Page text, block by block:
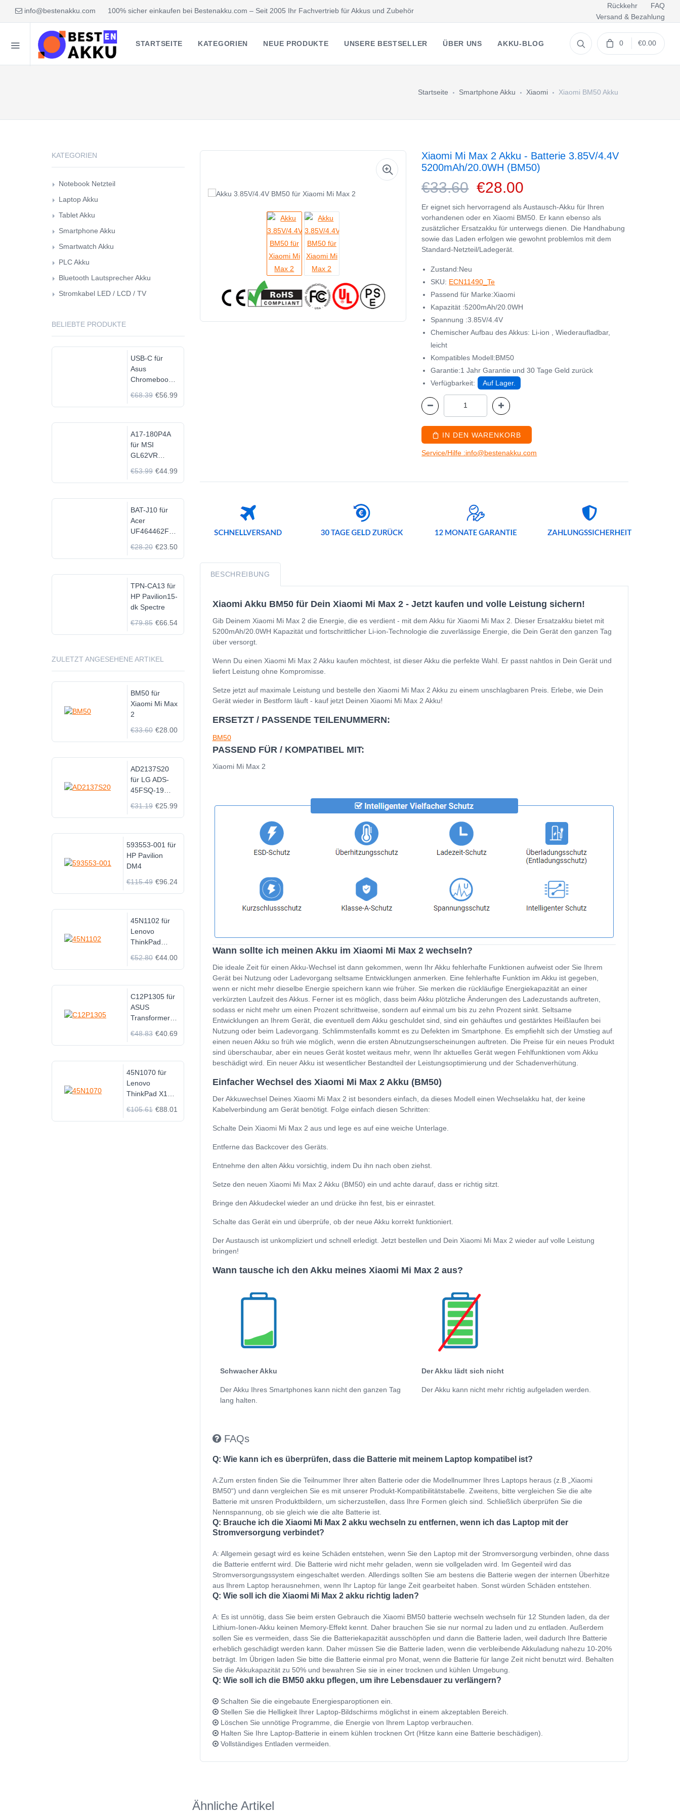
info@bestenakku.com 100% sicher einkaufen bei Bestenakku.com – Seit 2005 Ihr Fachvertrieb für Akkus und Zubehör
Rückkehr
FAQ
Versand & Bezahlung
STARTSEITE KATEGORIEN NEUE PRODUKTE UNSERE BESTSELLER ÜBER UNS AKKU-BLOG 0 €0.00
Startseite Smartphone Akku Xiaomi Xiaomi BM50 Akku
Xiaomi Mi Max 2 Akku - Batterie 3.85V/4.4V
5200mAh/20.0WH (BM50)
€33.60€28.00
Er eignet sich hervorragend als Austausch-Akku für Ihren
vorhandenen oder en Xiaomi BM50. Er kann ebenso als
zusätzlicher Ersatzakku für unterwegs dienen. Die Handhabung
sowie das Laden erfolgen wie gewohnt problemlos mit dem
Standard-Netzteil/Ladegerät.
Zustand:Neu
SKU: ECN11490_Te
Passend für Marke:Xiaomi
Kapazität :5200mAh/20.0WH
Spannung :3.85V/4.4V
Chemischer Aufbau des Akkus: Li-ion , Wiederaufladbar,
leicht
Kompatibles Modell:BM50
Garantie:1 Jahr Garantie und 30 Tage Geld zurück
Verfügbarkeit:
Auf Lager.
IN DEN WARENKORB
Service/Hilfe :info@bestenakku.com
BESCHREIBUNG
Xiaomi Akku BM50 für Dein Xiaomi Mi Max 2 - Jetzt kaufen und volle Leistung sichern!
Gib Deinem Xiaomi Mi Max 2 die Energie, die es verdient - mit dem Akku für Xiaomi Mi Max 2. Dieser Ersatzakku bietet mit
5200mAh/20.0WH Kapazität und fortschrittlicher Li-ion-Technologie die zuverlässige Energie, die Dein Gerät den ganzen Tag
über versorgt.
Wenn Du einen Xiaomi Mi Max 2 Akku kaufen möchtest, ist dieser Akku die perfekte Wahl. Er passt nahtlos in Dein Gerät und
liefert Leistung ohne Kompromisse.
Setze jetzt auf maximale Leistung und bestelle den Xiaomi Mi Max 2 Akku zu einem unschlagbaren Preis. Erlebe, wie Dein
Gerät wieder in Bestform läuft - kauf jetzt Deinen Xiaomi Mi Max 2 Akku!
ERSETZT / PASSENDE TEILENUMMERN:
BM50
PASSEND FÜR / KOMPATIBEL MIT:
Xiaomi Mi Max 2
Wann sollte ich meinen Akku im Xiaomi Mi Max 2 wechseln?
Die ideale Zeit für einen Akku-Wechsel ist dann gekommen, wenn Ihr Akku fehlerhafte Funktionen aufweist oder Sie Ihrem
Gerät bei Nutzung oder Ladevorgang seltsame Entwicklungen anmerken. Eine fehlerhafte Funktion im Akku ist gegeben,
wenn er nicht mehr dieselbe Energie speichern kann wie früher. Sie merken die rückläufige Energiekapazität an einer
verkürzten Laufzeit des Akkus. Ferner ist es möglich, dass beim Akku plötzliche Änderungen des Ladezustands auftreten,
sodass er nicht mehr um einen Prozent schrittweise, sondern auf einmal um bis zu zehn Prozent sinkt. Seltsame
Entwicklungen an Ihrem Gerät, die eventuell dem Akku geschuldet sind, sind ein gehäuftes und gestärktes Heißlaufen bei
Nutzung oder beim Ladevorgang. Schlimmstenfalls kommt es zu Defekten im Smartphone. Es empfiehlt sich der Umstieg auf
einen neuen Akku so früh wie möglich, wenn die ersten Abnutzungserscheinungen auftreten. Die Preise für ein neues Produkt
sind überschaubar, aber ein neues Gerät kostet weitaus mehr, wenn Ihr aktuelles Gerät wegen Fehlfunktionen vom Akku
beschädigt wird. Ein neuer Akku ist wesentlicher Bestandteil der Leistungsoptimierung und der Schadenverhütung.
Einfacher Wechsel des Xiaomi Mi Max 2 Akku (BM50)
Der Akkuwechsel Deines Xiaomi Mi Max 2 ist besonders einfach, da dieses Modell einen Wechselakku hat, der keine
Kabelverbindung am Gerät benötigt. Folge einfach diesen Schritten:
Schalte Dein Xiaomi Mi Max 2 aus und lege es auf eine weiche Unterlage.
Entferne das Backcover des Geräts.
Entnehme den alten Akku vorsichtig, indem Du ihn nach oben ziehst.
Setze den neuen Xiaomi Mi Max 2 Akku (BM50) ein und achte darauf, dass er richtig sitzt.
Bringe den Akkudeckel wieder an und drücke ihn fest, bis er einrastet.
Schalte das Gerät ein und überprüfe, ob der neue Akku korrekt funktioniert.
Der Austausch ist unkompliziert und schnell erledigt. Jetzt bestellen und Dein Xiaomi Mi Max 2 wieder auf volle Leistung
bringen!
Wann tausche ich den Akku meines Xiaomi Mi Max 2 aus?
Schwacher Akku
Der Akku Ihres Smartphones kann nicht den ganzen Tag
lang halten.
Der Akku lädt sich nicht
Der Akku kann nicht mehr richtig aufgeladen werden.
FAQs
Q: Wie kann ich es überprüfen, dass die Batterie mit meinem Laptop kompatibel ist?
A:Zum ersten finden Sie die Teilnummer Ihrer alten Batterie oder die Modellnummer Ihres Laptops heraus (z.B „Xiaomi
BM50“) und dann vergleichen Sie es mit unserer Produkt-Kompatibilitätstabelle. Zweitens, bitte vergleichen Sie die alte
Batterie mit unsren Produktbildern, um sicherzustellen, dass Ihre Formen gleich sind. Schließlich überprüfen Sie die
Nennspannung, ob sie gleich wie die alte Batterie ist.
Q: Brauche ich die Xiaomi Mi Max 2 akku wechseln zu entfernen, wenn ich das Laptop mit der
Stromversorgung verbindet?
A: Allgemein gesagt wird es keine Schäden entstehen, wenn Sie den Laptop mit der Stromversorgung verbinden, ohne dass
die Batterie entfernt wird. Die Batterie wird nicht mehr geladen, wenn sie vollgeladen wird. Im Gegenteil wird das
Stromversorgungssystem eingeschaltet werden. Allerdings sollten Sie am bestens die Batterie wegen der internen Überhitze
aus Ihrem Laptop herausnehmen, wenn Ihr Laptop für lange Zeit gearbeitet haben. Sonst würden Schäden entstehen.
Q: Wie soll ich die Xiaomi Mi Max 2 akku richtig laden?
A: Es ist unnötig, dass Sie beim ersten Gebrauch die Xiaomi BM50 batterie wechseln wechseln für 12 Stunden laden, da der
Lithium-Ionen-Akku keinen Memory-Effekt kennt. Daher brauchen Sie sie nur normal zu laden und zu entladen. Außerdem
sollen Sie es vermeiden, dass Sie die Batteriekapazität ausschöpfen und dann die Batterie laden, weil dadurch Ihre Batterie
erheblich geschädigt werden kann. Daher müssen Sie die Batterie laden, wenn die verbleibende Akkuladung nahezu 10-20%
beträgt. Im Übrigen laden Sie bitte die Batterie einmal pro Monat, wenn die Batterie für lange Zeit nicht benutzt wird. Behalten
Sie die Akkukapazität zu 50% und bewahren Sie sie in einer trocknen und kühlen Umgebung.
Q: Wie soll ich die BM50 akku pflegen, um ihre Lebensdauer zu verlängern?
Schalten Sie die eingebaute Energiesparoptionen ein.
Stellen Sie die Helligkeit Ihrer Laptop-Bildschirms möglichst in einem akzeptablen Bereich.
Löschen Sie unnötige Programme, die Energie von Ihrem Laptop verbrauchen.
Halten Sie Ihre Laptop-Batterie in einem kühlen trocknen Ort (Hitze kann eine Batterie beschädigen).
Vollständiges Entladen vermeiden.
Ähnliche Artikel
KATEGORIEN
Notebook Netzteil
Laptop Akku
Tablet Akku
Smartphone Akku
Smartwatch Akku
PLC Akku
Bluetooth Lautsprecher Akku
Stromkabel LED / LCD / TV
BELIEBTE PRODUKTE
USB-C für
Asus
Chromebook
€68.39 €56.99
A17-180P4A
für MSI
GL62VR
€53.99 €44.99
BAT-J10 für
Acer
UF464462F
€28.20 €23.50
TPN-CA13 für
HP Pavilion15-
dk Spectre
€79.85 €66.54
ZULETZT ANGESEHENE ARTIKEL
BM50 für
Xiaomi Mi Max
2
€33.60 €28.00
AD2137S20
für LG ADS-
45FSQ-19
€31.19 €25.99
593553-001 für
HP Pavilion
DM4
€115.49 €96.24
45N1102 für
Lenovo
ThinkPad
€52.80 €44.00
C12P1305 für
ASUS
Transformer
€48.83 €40.69
45N1070 für
Lenovo
ThinkPad X1
€105.61 €88.01